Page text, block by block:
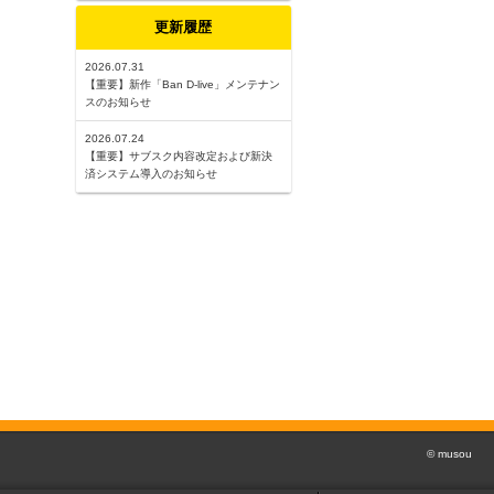
更新履歴
2026.07.31
【重要】新作「Ban D-live」メンテナン
スのお知らせ
2026.07.24
【重要】サブスク内容改定および新決
済システム導入のお知らせ
© musou